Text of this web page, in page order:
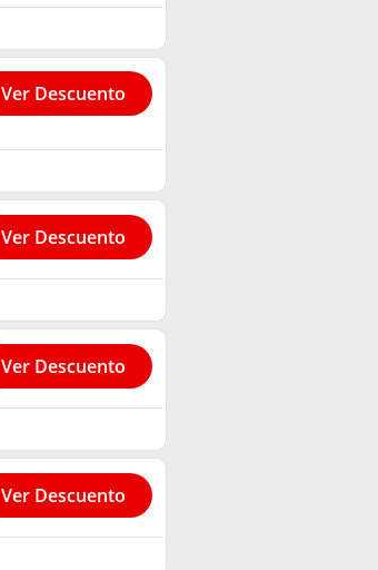
Ver Descuento
Ver Descuento
Ver Descuento
Ver Descuento